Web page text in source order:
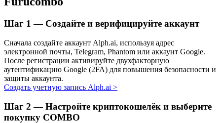
Изучите стейкинг
Узнайте о пассивном доходе
Bitrue
AI
Шаг 1 — Создайте и верифицируйте аккаунт
Сначала создайте аккаунт Alph.ai, используя адрес
электронной почты, Telegram, Phantom или аккаунт Google.
После регистрации активируйте двухфакторную
аутентификацию Google (2FA) для повышения безопасности и
защиты аккаунта.
Создать учетную запись Alph.ai >
Шаг 2 — Настройте криптокошелёк и выберите
покупку COMBO